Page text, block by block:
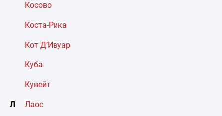
Косово
Коста-Рика
Кот Д’Ивуар
Куба
Кувейт
Л Лаос